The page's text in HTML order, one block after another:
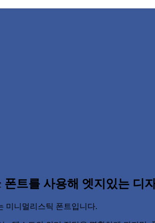
트를 사용해 엣지있는 디
미니멀리스틱 폰트입니다.